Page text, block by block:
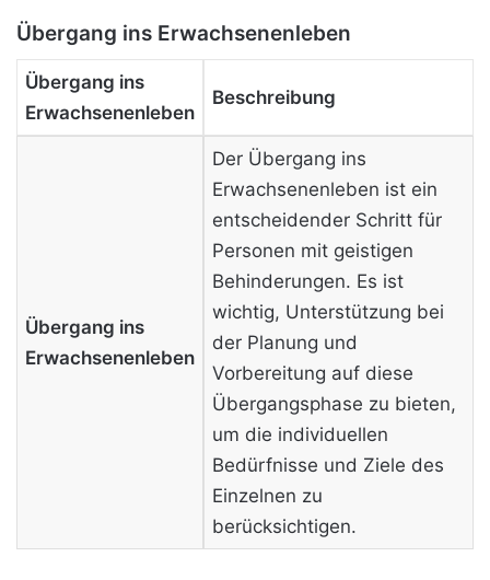
Übergang ins Erwachsenenleben
Übergang ins
Erwachsenenleben
Beschreibung
Übergang ins
Erwachsenenleben
Der Übergang ins
Erwachsenenleben ist ein
entscheidender Schritt für
Personen mit geistigen
Behinderungen. Es ist
wichtig, Unterstützung bei
der Planung und
Vorbereitung auf diese
Übergangsphase zu bieten,
um die individuellen
Bedürfnisse und Ziele des
Einzelnen zu
berücksichtigen.